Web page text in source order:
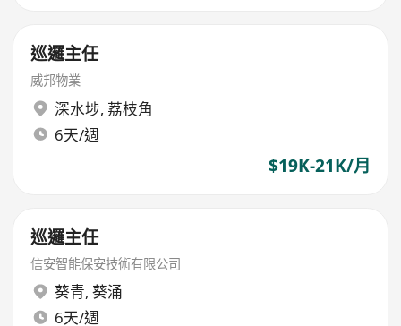
巡邏主任
威邦物業
深水埗, 荔枝角
6天/週
$19K-21K/月
巡邏主任
信安智能保安技術有限公司
葵青, 葵涌
6天/週